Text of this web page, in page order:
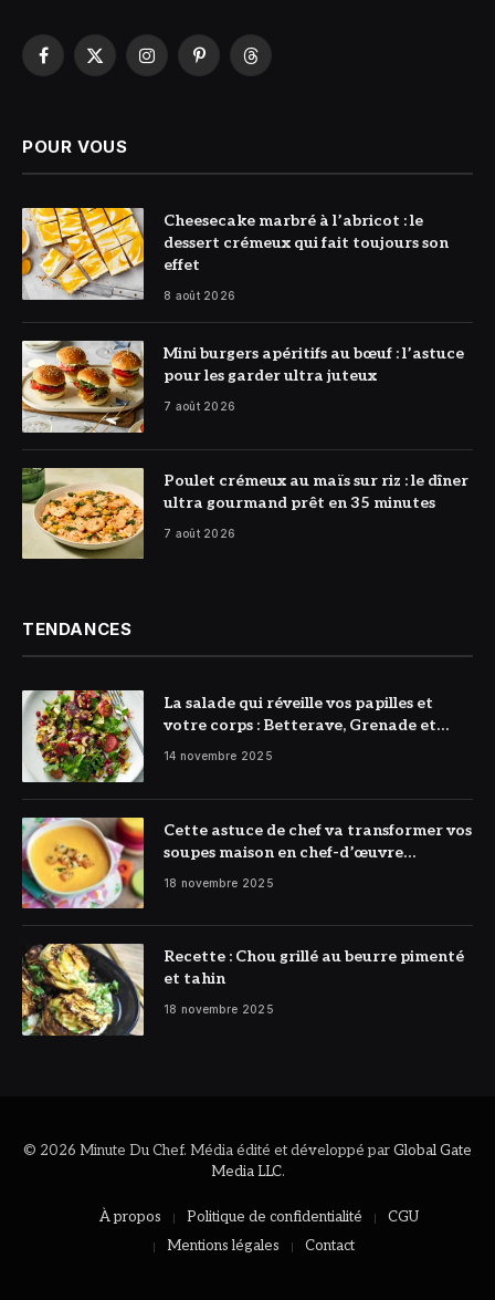
Facebook
X
InstagramPinterestThreads
POUR VOUS
© DR
Cheesecake marbré à l’abricot : le
dessert crémeux qui fait toujours son
effet
8 août 2026
© DR
Mini burgers apéritifs au bœuf : l’astuce
pour les garder ultra juteux
7 août 2026
© DR
Poulet crémeux au maïs sur riz : le dîner
ultra gourmand prêt en 35 minutes
7 août 2026
TENDANCES
La salade qui réveille vos papilles et
votre corps : Betterave, Grenade et
Citron à l’honneur
14 novembre 2025
Cette astuce de chef va transformer vos
soupes maison en chef-d’œuvre
réconfortant
18 novembre 2025
Recette : Chou grillé au beurre pimenté
et tahin
18 novembre 2025
© 2026 Minute Du Chef. Média édité et développé parGlobal Gate
Media LLC.
À propos Politique de confidentialité
CGU
Mentions légales
Contact